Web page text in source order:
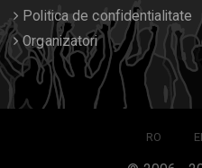
Politica de confidentialitate
Organizatori
RO